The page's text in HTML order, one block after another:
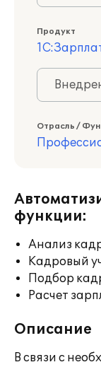
Продукт
Отрасль /
функции:
Анализ
Кадровый
Подбор
Расчет
Описание
В связи с